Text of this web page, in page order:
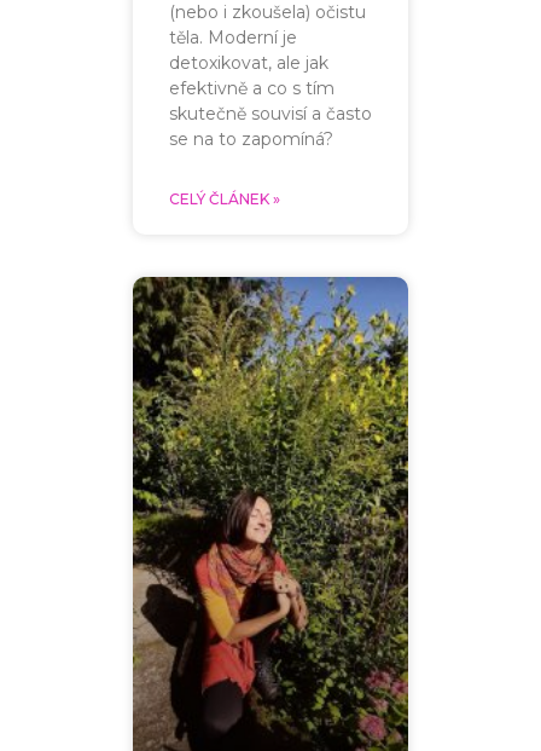
(nebo i zkoušela) očistu
těla. Moderní je
detoxikovat, ale jak
efektivně a co s tím
skutečně souvisí a často
se na to zapomíná?
CELÝ ČLÁNEK »